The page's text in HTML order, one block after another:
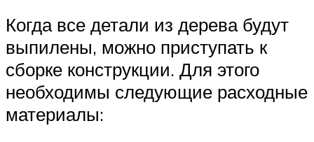
Когда все детали из дерева будут
выпилены, можно приступать к
сборке конструкции. Для этого
необходимы следующие расходные
материалы: